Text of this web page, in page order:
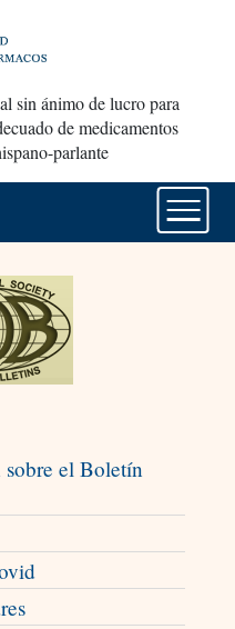
sin ánimo de lucro para
de medicamentos
parlante
el Boletín